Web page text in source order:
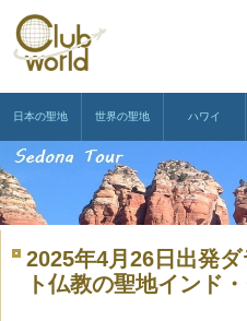
日本の聖地 世界の聖地 ハワイ
2025年4月26日出発
ト仏教の聖地インド